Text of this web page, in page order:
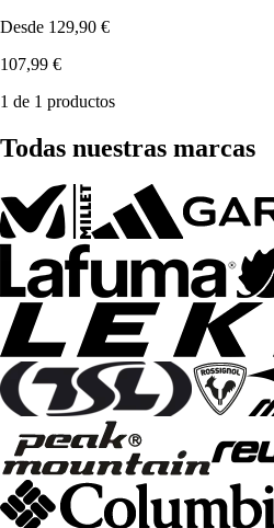
Desde 129,90 €
107,99 €
1 de 1 productos
Todas nuestras marcas